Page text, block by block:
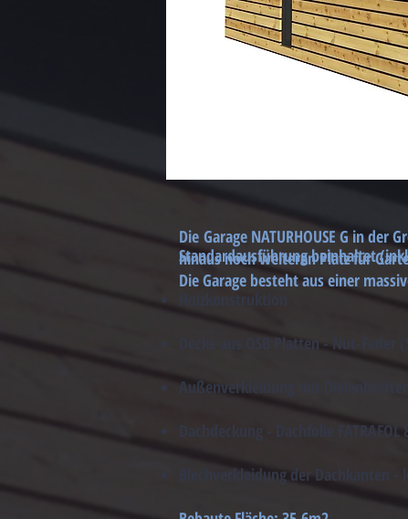
Die Garage NATURHOUSE G in
hinaus noch weiteren Platz für
Die Garage besteht aus einer
Standardausführung beinhaltet
Holzkonstruktion
Decke aus OSB Platten - Nut-Feder
Außenverkleidung mit Dielenbretter
Dachdeckung - Dachfolie FATRAFOL
Blechverkleidung der Dachkanten